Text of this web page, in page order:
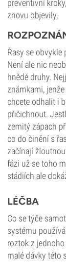
preventivní
znovu objevily.
Řasy se obvykle
Není ale nic
hnědé druhy.
známkami,
chcete odhalit i
přičichnout.
zemitý zápach
co do činění s
začínají
fázi už se toho
stádiích ale
LÉČBA
Co se týče
systému
roztok z
malé dávky této